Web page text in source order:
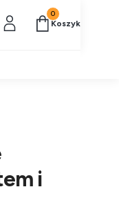
Produkty w
Koszyk
i